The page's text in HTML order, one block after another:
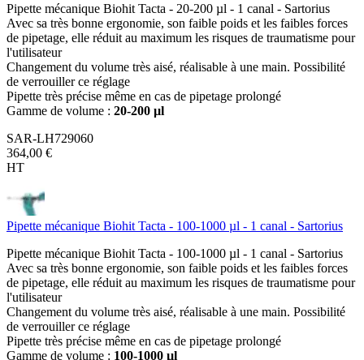
Pipette mécanique Biohit Tacta - 20-200 µl - 1 canal - Sartorius
Avec sa très bonne ergonomie, son faible poids et les faibles forces
de pipetage, elle réduit au maximum les risques de traumatisme pour
l'utilisateur
Changement du volume très aisé, réalisable à une main. Possibilité
de verrouiller ce réglage
Pipette très précise même en cas de pipetage prolongé
Gamme de volume : 20-200 µl
SAR-LH729060
364,00 €
HT
Pipette mécanique Biohit Tacta - 100-1000 µl - 1 canal - Sartorius
Pipette mécanique Biohit Tacta - 100-1000 µl - 1 canal - Sartorius
Avec sa très bonne ergonomie, son faible poids et les faibles forces
de pipetage, elle réduit au maximum les risques de traumatisme pour
l'utilisateur
Changement du volume très aisé, réalisable à une main. Possibilité
de verrouiller ce réglage
Pipette très précise même en cas de pipetage prolongé
Gamme de volume : 100-1000 µl